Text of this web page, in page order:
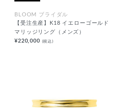
BLOOM ブライダル
【受注生産】K18 イエローゴールド
マリッジリング（メンズ）
¥220,000 (税込)